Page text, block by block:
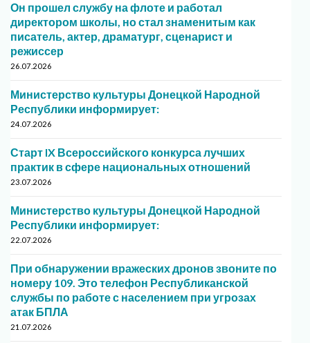
Он прошел службу на флоте и работал
директором школы, но стал знаменитым как
писатель, актер, драматург, сценарист и
режиссер
26.07.2026
Министерство культуры Донецкой Народной
Республики информирует:
24.07.2026
Старт IX Всероссийского конкурса лучших
практик в сфере национальных отношений
23.07.2026
Министерство культуры Донецкой Народной
Республики информирует:
22.07.2026
При обнаружении вражеских дронов звоните по
номеру 109. Это телефон Республиканской
службы по работе с населением при угрозах
атак БПЛА
21.07.2026